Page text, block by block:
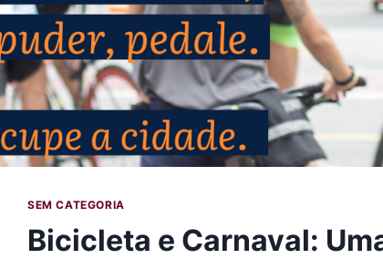
SEM CATEGORIA
Bicicleta e Carnaval: